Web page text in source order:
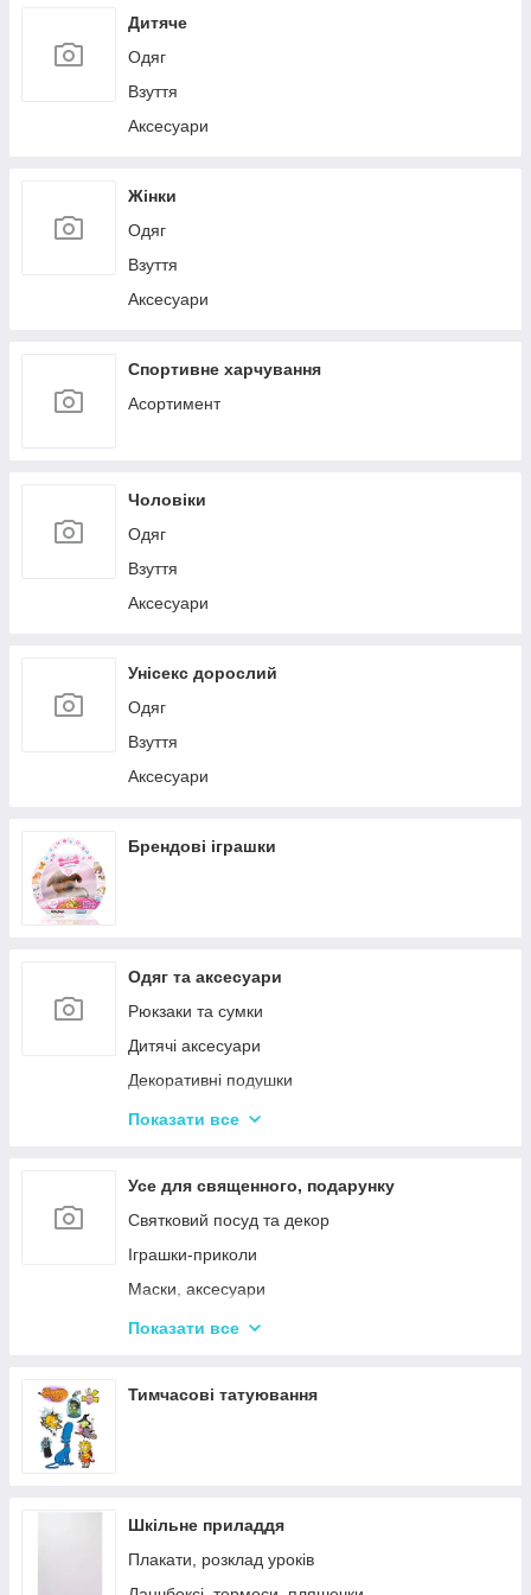
Дитяче
Одяг
Взуття
Аксесуари
Жінки
Одяг
Взуття
Аксесуари
Спортивне харчування
Асортимент
Чоловіки
Одяг
Взуття
Аксесуари
Унісекс дорослий
Одяг
Взуття
Аксесуари
Брендові іграшки
Одяг та аксесуари
Рюкзаки та сумки
Дитячі аксесуари
Декоративні подушки
Дитячі парасольки
Показати все
Усе для священного, подарунку
Святковий посуд та декор
Іграшки-приколи
Маски, аксесуари
Повітряні кульки
Фоторамки і фотоальбоми
Показати все
Тимчасові татуювання
Шкільне приладдя
Плакати, розклад уроків